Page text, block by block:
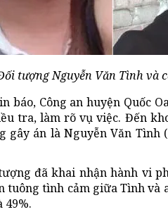
tượng Nguyễn Văn Tình và
báo, Công an huyện Quốc
tra, làm rõ vụ việc. Đến
gây án là Nguyễn Văn Tình
đã khai nhận hành vi
tuông tình cảm giữa Tình và
49%.